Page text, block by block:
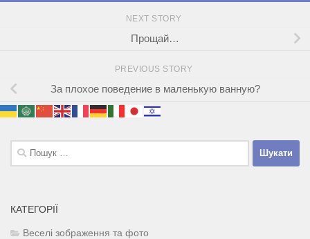
NEXT STORY
Прощай…
PREVIOUS STORY
За плохое поведение в маленькую ванную?
Пошук:
КАТЕГОРІЇ
Веселі зображення та фото